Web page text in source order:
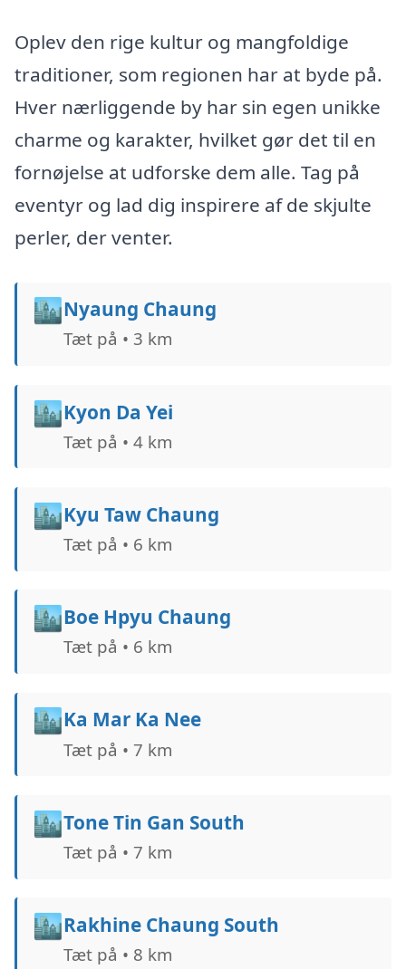
Oplev den rige kultur og mangfoldige
traditioner, som regionen har at byde på.
Hver nærliggende by har sin egen unikke
charme og karakter, hvilket gør det til en
fornøjelse at udforske dem alle. Tag på
eventyr og lad dig inspirere af de skjulte
perler, der venter.
🏙️Nyaung Chaung
Tæt på • 3 km
🏙️Kyon Da Yei
Tæt på • 4 km
🏙️Kyu Taw Chaung
Tæt på • 6 km
🏙️Boe Hpyu Chaung
Tæt på • 6 km
🏙️Ka Mar Ka Nee
Tæt på • 7 km
🏙️Tone Tin Gan South
Tæt på • 7 km
🏙️Rakhine Chaung South
Tæt på • 8 km